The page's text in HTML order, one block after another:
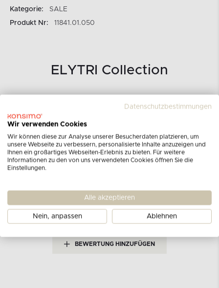
Kategorie:
SALE
Produkt Nr:
11841.01.050
ELYTRI Collection
Kundenbewertungen
für das ProduktKerzenhalter
Derzeit gibt es keine Bewertungen.
erste Bewertung abgeben?
BEWERTUNG HINZUFÜGEN
Datenschutzbestimmungen
Wir verwenden Cookies
Wir können diese zur Analyse unserer Besucherdaten platzieren, um
unsere Webseite zu verbessern, personalisierte Inhalte anzuzeigen und
Ihnen ein großartiges Webseiten-Erlebnis zu bieten. Für weitere
Informationen zu den von uns verwendeten Cookies öffnen Sie die
Einstellungen.
Alle akzeptieren
Nein, anpassen Ablehnen